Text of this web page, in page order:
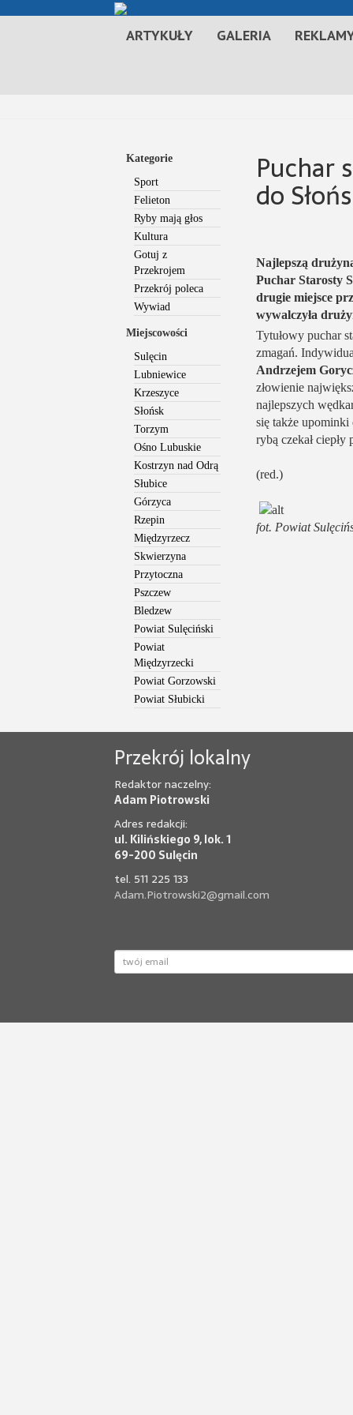
ARTYKUŁY GALERIA
Kategorie
Sport
Felieton
Ryby mają głos
Kultura
Gotuj z
Przekrojem
Przekrój poleca
Wywiad
Miejscowości
Sulęcin
Lubniewice
Krzeszyce
Słońsk
Torzym
Ośno Lubuskie
Kostrzyn nad Odrą
Słubice
Górzyca
Rzepin
Międzyrzecz
Skwierzyna
Przytoczna
Pszczew
Bledzew
Powiat Sulęciński
Powiat
Międzyrzecki
Powiat Gorzowski
Powiat Słubicki
Puchar
do
Najlepszą
Puchar Starosty
drugie miejsce
wywalczyła
Tytułowy puchar
zmagań.
Andrzejem
złowienie
najlepszych
się także
rybą czekał ciepły
(red.)
fot. Powiat
Przekrój lokalny
Redaktor naczelny:
Adam Piotrowski
Adres redakcji:
ul. Kilińskiego 9, lok. 1
69-200 Sulęcin
tel. 511 225 133
Adam.Piotrowski2@gmail.com